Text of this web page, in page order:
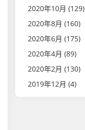
2020年10月 (129)
2020年8月 (160)
2020年6月 (175)
2020年4月 (89)
2020年2月 (130)
2019年12月 (4)